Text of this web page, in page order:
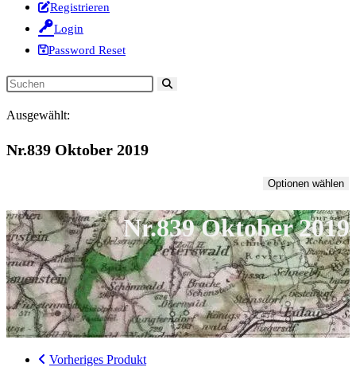
Registrieren
Login
Password Reset
Diese
durchsuchen
Ausgewählt:
Nr.839 Oktober 2019
Optionen wählen
Nr.839 Oktober 2019
Vorheriges Produkt